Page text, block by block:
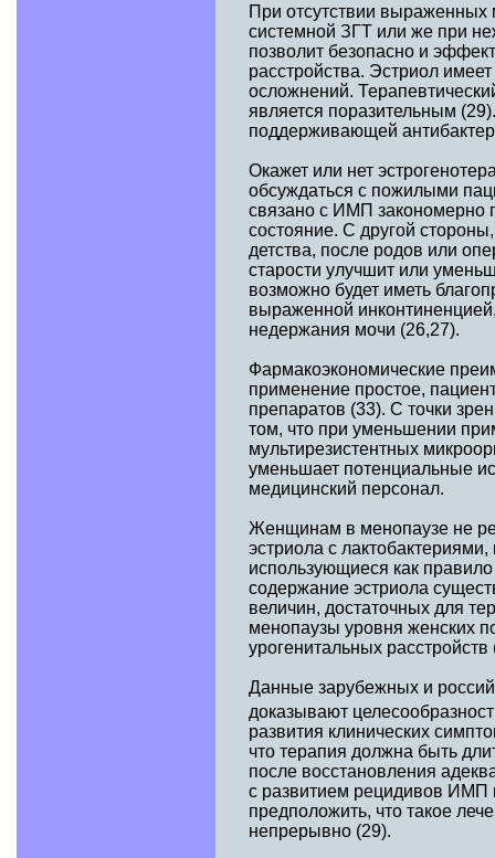
При отсутствии выраженных
системной ЗГТ или же при
позволит безопасно и
расстройства. Эстриол
осложнений.
является поразительным
поддерживающей
Окажет или нет
обсуждаться с пожилыми
связано с ИМП закономерно
состояние. С другой
детства, после родов или
старости улучшит или
возможно будет иметь
выраженной
недержания мочи (26,27).
Фармакоэкономические
применение простое,
препаратов (33). С точки
том, что при уменьшении
мультирезистентных
уменьшает потенциальные
медицинский персонал.
Женщинам в менопаузе не
эстриола с
использующиеся как
содержание эстриола
величин, достаточных для
менопаузы уровня женских
урогенитальных расстройств
Данные зарубежных и
доказывают
развития клинических
что терапия должна быть
после восстановления
с развитием рецидивов ИМП
предположить, что такое
непрерывно (29).